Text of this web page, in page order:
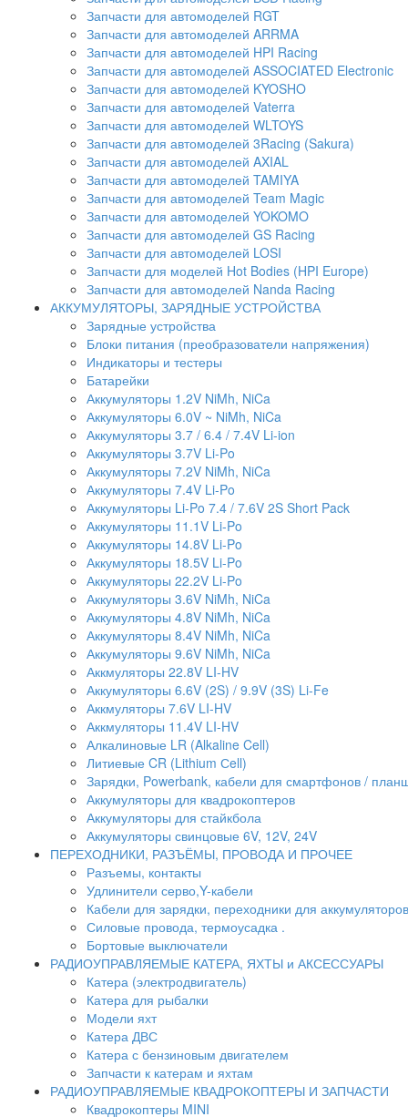
Запчасти для автомоделей RGT
Запчасти для автомоделей ARRMA
Запчасти для автомоделей HPI Racing
Запчасти для автомоделей ASSOCIATED Electronic
Запчасти для автомоделей KYOSHO
Запчасти для автомоделей Vaterra
Запчасти для автомоделей WLTOYS
Запчасти для автомоделей 3Racing (Sakura)
Запчасти для автомоделей AXIAL
Запчасти для автомоделей TAMIYA
Запчасти для автомоделей Team Magic
Запчасти для автомоделей YOKOMO
Запчасти для автомоделей GS Racing
Запчасти для автомоделей LOSI
Запчасти для моделей Hot Bodies (HPI Europe)
Запчасти для автомоделей Nanda Racing
АККУМУЛЯТОРЫ, ЗАРЯДНЫЕ УСТРОЙСТВА
Зарядные устройства
Блоки питания (преобразователи напряжения)
Индикаторы и тестеры
Батарейки
Аккумуляторы 1.2V NiMh, NiCa
Аккумуляторы 6.0V ~ NiMh, NiCa
Аккумуляторы 3.7 / 6.4 / 7.4V Li-ion
Аккумуляторы 3.7V Li-Po
Аккумуляторы 7.2V NiMh, NiCa
Аккумуляторы 7.4V Li-Po
Аккумуляторы Li-Po 7.4 / 7.6V 2S Short Pack
Аккумуляторы 11.1V Li-Po
Аккумуляторы 14.8V Li-Po
Аккумуляторы 18.5V Li-Po
Аккумуляторы 22.2V Li-Po
Аккумуляторы 3.6V NiMh, NiCa
Аккумуляторы 4.8V NiMh, NiCa
Аккумуляторы 8.4V NiMh, NiCa
Аккумуляторы 9.6V NiMh, NiCa
Аккмуляторы 22.8V LI-HV
Аккумуляторы 6.6V (2S) / 9.9V (3S) Li-Fe
Аккмуляторы 7.6V LI-HV
Аккмуляторы 11.4V LI-HV
Алкалиновые LR (Alkaline Cell)
Литиевые CR (Lithium Сell)
Зарядки, Powerbank, кабели для смартфонов /
Аккумуляторы для квадрокоптеров
Аккумуляторы для стайкбола
Аккумуляторы свинцовые 6V, 12V, 24V
ПЕРЕХОДНИКИ, РАЗЪЁМЫ, ПРОВОДА И ПРОЧЕЕ
Разъемы, контакты
Удлинители серво,Y-кабели
Кабели для зарядки, переходники для аккумуляторов
Силовые провода, термоусадка .
Бортовые выключатели
РАДИОУПРАВЛЯЕМЫЕ КАТЕРА, ЯХТЫ и АКСЕССУАРЫ
Катера (электродвигатель)
Катера для рыбалки
Модели яхт
Катера ДВС
Катера с бензиновым двигателем
Запчасти к катерам и яхтам
РАДИОУПРАВЛЯЕМЫЕ КВАДРОКОПТЕРЫ И ЗАПЧАСТИ
Квадрокоптеры MINI